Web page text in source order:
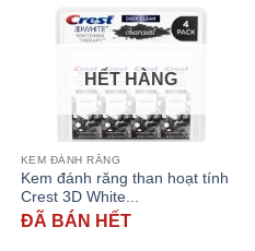
HẾT HÀNG
KEM ĐÁNH RĂNG
Kem đánh răng than hoạt tính
Crest 3D White...
ĐÃ BÁN HẾT